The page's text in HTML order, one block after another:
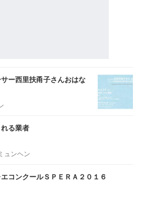
ー西里扶甬子さんおはな
る業者
ュンヘン
コンクールＳＰＥＲＡ２０１６